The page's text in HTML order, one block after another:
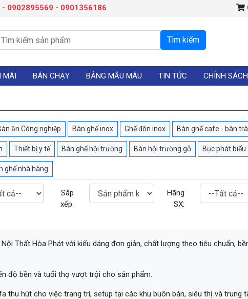
0902895569 - 0901356186
MÃI BÁN CHẠY BẢNG MẪU MÀU TIN TỨC CHÍNH SÁCH
ăn Công nghiệp Bàn ghế inox Ghế đôn inox Bàn ghế cafe - bàn trà
Thiết bị y tế Bàn ghế hội trường Bàn hội trường gỗ Bục phát
ghế nhà hàng
Sắp
xếp:
Hãng
SX:
Thất Hòa Phát với kiểu dáng đơn giản, chất lượng theo tiêu chuẩn,
độ bền và tuổi thọ vượt trội cho sản phẩm.
thu hút cho việc trang trí, setup tại các khu buôn bán, siêu thị và trung